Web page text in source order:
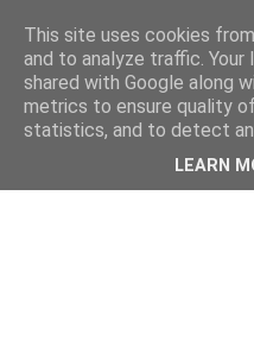
This site uses cookies
and to analyze traffic. Your
shared with Google along
metrics to ensure quality
statistics, and to detect
LEARN